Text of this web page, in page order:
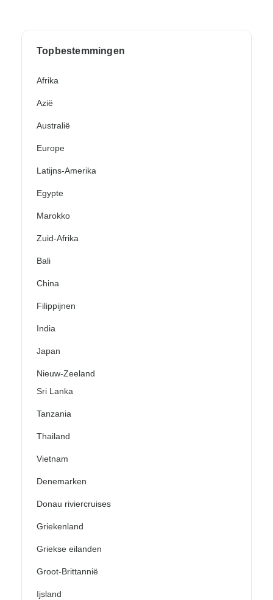
Topbestemmingen
Afrika
Azië
Australië
Europe
Latijns-Amerika
Egypte
Marokko
Zuid-Afrika
Bali
China
Filippijnen
India
Japan
Nieuw-Zeeland
Sri Lanka
Tanzania
Thailand
Vietnam
Denemarken
Donau riviercruises
Griekenland
Griekse eilanden
Groot-Brittannië
Ijsland